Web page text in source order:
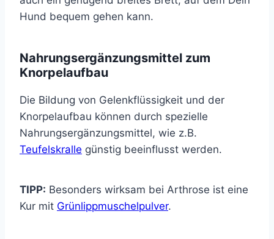
Hund bequem gehen kann.
Nahrungsergänzungsmittel zum
Knorpelaufbau
Die Bildung von Gelenkflüssigkeit und der
Knorpelaufbau können durch spezielle
Nahrungsergänzungsmittel, wie z.B.
Teufelskralle günstig beeinflusst werden.
TIPP: Besonders wirksam bei Arthrose ist eine
Kur mit Grünlippmuschelpulver.